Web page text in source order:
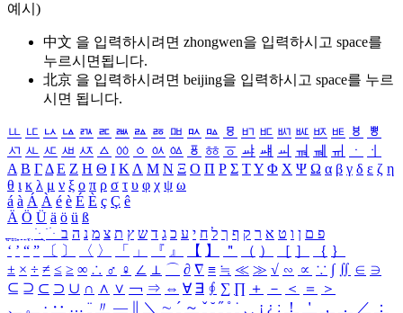
예시)
中文 을 입력하시려면 zhongwen을 입력하시고 space를
누르시면됩니다.
北京 을 입력하시려면 beijing을 입력하시고 space를 누르
시면 됩니다.
ㅥ ㅦ ㅧ ㅨ ㅩ ㅪ ㅫ ㅬ ㅭ ㅮ ㅯ ㅰ ㅱ ㅲ ㅳ ㅴ ㅵ ㅶ ㅷ ㅸ
ㅹ
ㅺ ㅻ ㅼ ㅽ ㅾ ㅿ ㆀ ㆁ ㆂ ㆃ ㆄ ㆅ ㆆ ㆇ ㆈ ㆉ ㆊ ㆋ ㆌ ㆍ
ㆎ
Α Β ΓΔ Ε Ζ Η Θ Ι ΚΛ Μ Ν Ξ Ο Π Ρ Σ ΤΥ Φ Χ Ψ Ω α β γ δ ε ζ η
θ ι κ λ μ ν ξ ο π ρ σ τ υ φ χ ψ ω
á à Á À é è É È ç Ç ê
Ä Ö Ü ä ö ü ß
ִֶֹ ֻּ ׁׂ פ ם ן ו ט א ר ק ף ך ל ח י ע כ ג ד ש ץ ת צ מ נ ה ב
‘ ’ “ ” 〔 〕 〈 〉 「 」 『 』 【 】 ＂ （ ） ［ ］ ｛ ｝
± × ÷ ≠ ≤ ≥ ∞ ∴ ♂ ♀ ∠ ⊥ ⌒ ∂ ∇ ≡ ≒ ≪ ≫ √ ∽ ∝ ∵ ∫ ∬ ∈ ∋
⊆ ⊇ ⊂ ⊃ ∪ ∩ ∧ ∨ ￢ ⇒ ⇔ ∀ ∃ ∮ ∑ ∏ ＋ － ＜ ＝
＞
、
。 · ‥ … ¨ 〃 ― ＼ ∼ ´ ～ ˇ ˘ ˝ ˚ ˙ ¸ ¡ ¿ ː ！ ＇ ， ． ／
：